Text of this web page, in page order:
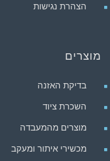
הצהרת נגישות
מוצרים
בדיקת האזנה
השכרת ציוד
מוצרים מהמעבדה
מכשירי איתור ומעקב